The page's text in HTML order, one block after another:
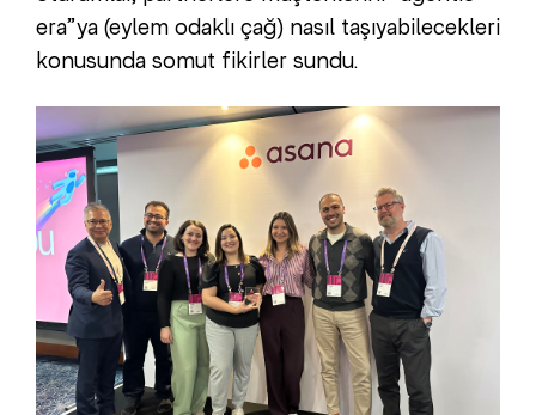
era”ya (eylem odaklı çağ) nasıl taşıyabilecekleri
konusunda somut fikirler sundu.